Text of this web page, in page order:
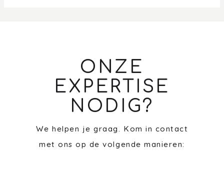
ONZE
EXPERTISE
NODIG?
We helpen je graag. Kom in contact
met ons op de volgende manieren: